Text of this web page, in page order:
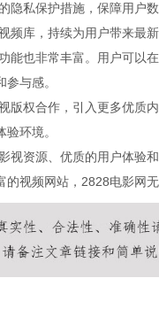
隐私保护措施，保障用户
频库，持续为用户带来最新
能也非常丰富。用户可以
与感。
版权合作，引入更多优质
环境。
视资源、优质的用户体验
视频网站，2828电影网